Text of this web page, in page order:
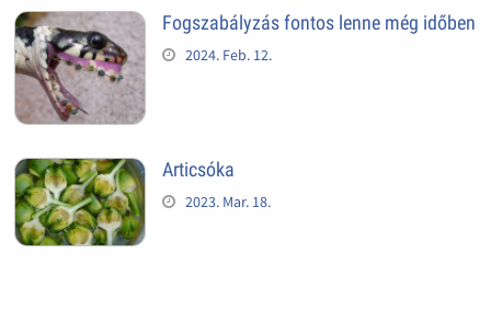
Fogszabályzás fontos lenne még időben
2024. Feb. 12.
Articsóka
2023. Mar. 18.